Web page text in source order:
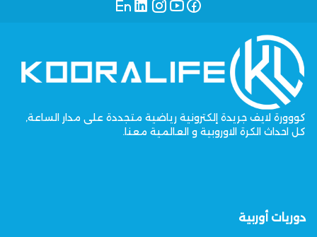
كووورة لايف جريدة إلكترونية رياضية متجددة على مدار الساعة,
كل احداث الكرة الاوروبية و العالمية معنا.
دوريات أوربية